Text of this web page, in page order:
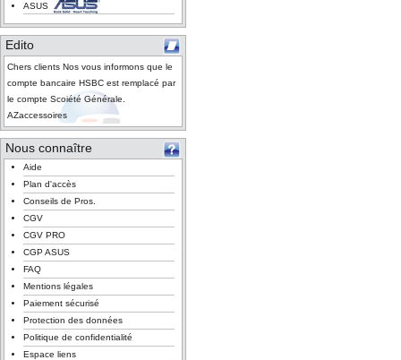
ASUS
Edito
Chers clients Nos vous informons que le
compte bancaire HSBC est remplacé par
le compte Scoiété Générale.
AZaccessoires
Nous connaître
Aide
Plan d'accès
Conseils de Pros.
CGV
CGV PRO
CGP ASUS
FAQ
Mentions légales
Paiement sécurisé
Protection des données
Politique de confidentialité
Espace liens